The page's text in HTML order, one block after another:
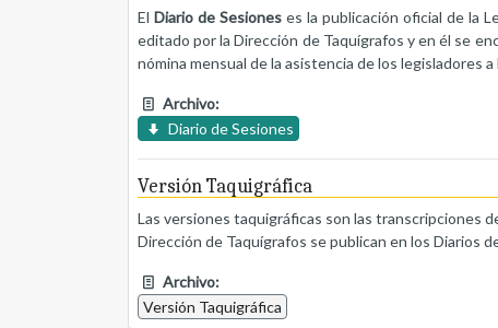
ElDiario de Sesiones es la publicación oficial de la
editado por la Dirección de Taquígrafos y en él se
nómina mensual de la asistencia de los legisladores
Archivo:
Diario de Sesiones
Versión Taquigráfica
Las versiones taquigráficas son las transcripciones
Dirección de Taquígrafos se publican en los Diarios
Archivo:
Versión Taquigráfica